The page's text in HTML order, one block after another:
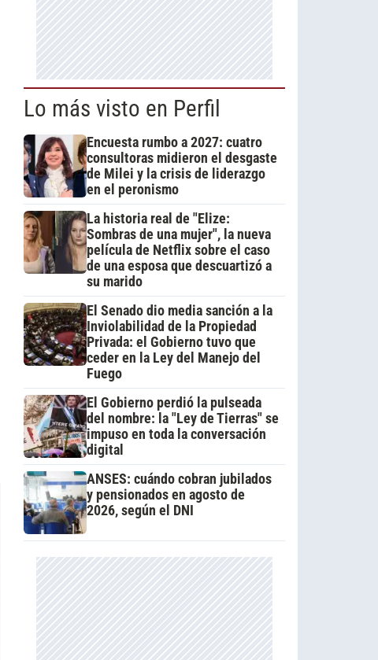
Lo más visto en Perfil
Encuesta rumbo a 2027: cuatro
consultoras midieron el desgaste
de Milei y la crisis de liderazgo
en el peronismo
La historia real de "Elize:
Sombras de una mujer", la nueva
película de Netflix sobre el caso
de una esposa que descuartizó a
su marido
El Senado dio media sanción a la
Inviolabilidad de la Propiedad
Privada: el Gobierno tuvo que
ceder en la Ley del Manejo del
Fuego
El Gobierno perdió la pulseada
del nombre: la "Ley de Tierras" se
impuso en toda la conversación
digital
ANSES: cuándo cobran jubilados
y pensionados en agosto de
2026, según el DNI